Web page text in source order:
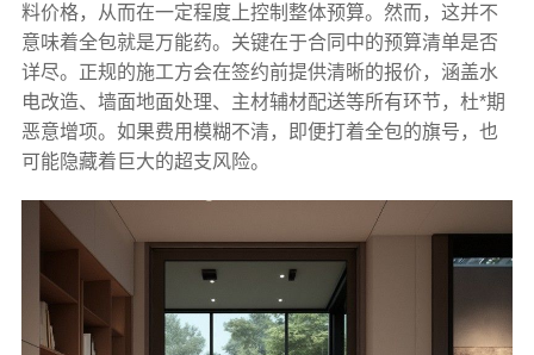
料价格，从而在一定程度上控制整体预算。然而，这并不
意味着全包就是万能药。关键在于合同中的预算清单是否
详尽。正规的施工方会在签约前提供清晰的报价，涵盖水
电改造、墙面地面处理、主材辅材配送等所有环节，杜*期
恶意增项。如果费用模糊不清，即便打着全包的旗号，也
可能隐藏着巨大的超支风险。